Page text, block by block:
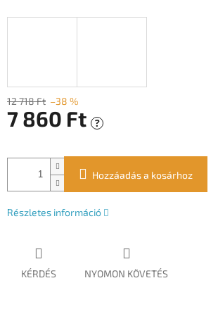
12 718 Ft –38 %
7 860 Ft ?
Hozzáadás a kosárhoz
Részletes információ
KÉRDÉS NYOMON KÖVETÉS